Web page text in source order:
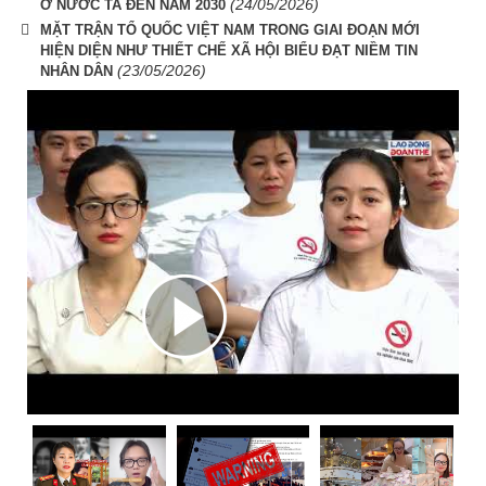
Ở NƯỚC TA ĐẾN NĂM 2030 (24/05/2026)
MẶT TRẬN TỔ QUỐC VIỆT NAM TRONG GIAI ĐOẠN MỚI
HIỆN DIỆN NHƯ THIẾT CHẾ XÃ HỘI BIỂU ĐẠT NIỀM TIN
NHÂN DÂN (23/05/2026)